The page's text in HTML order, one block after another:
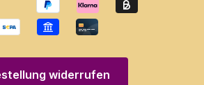
widerrufen